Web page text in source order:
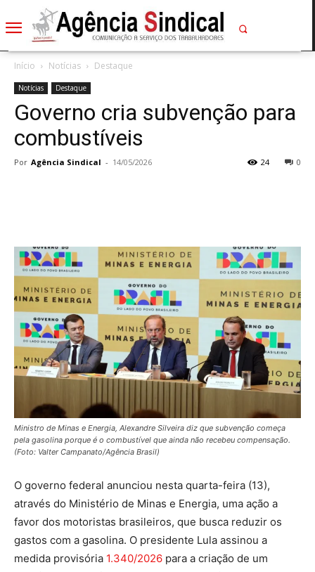
Início Notícias Destaque
Notícias Destaque
Governo cria subvenção para
combustíveis
Por Agência Sindical - 14/05/2026 0
24
Ministro de Minas e Energia, Alexandre Silveira diz que subvenção começa
pela gasolina porque é o combustível que ainda não recebeu compensação.
(Foto: Valter Campanato/Agência Brasil)
O governo federal anunciou nesta quarta-feira (13),
através do Ministério de Minas e Energia, uma ação a
favor dos motoristas brasileiros, que busca reduzir os
gastos com a gasolina. O presidente Lula assinou a
medida provisória 1.340/2026 para a criação de um